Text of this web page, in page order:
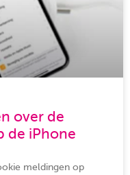
over de
de iPhone
meldingen op